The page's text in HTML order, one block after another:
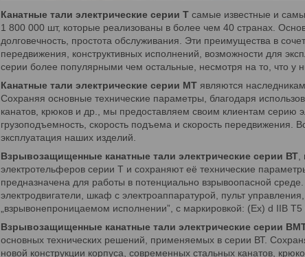
Канатные тали электрические серии Т самые известные и
1 800 000 шт, которые реализованы в более чем 40 странах.
долговечность, простота обслуживания. Эти преимущества в
передвижения, конструктивных исполнений, возможности для
серии более популярными чем остальные, несмотря на то, что у
Канатные тали электрические серии МТ являются
Сохраняя основные технические параметры, благодаря
канатов, крюков и др., мы предоставляем своим клиентам серию
грузоподъемность, скорость подъема и скорость передвижения.
эксплуатация наших изделий.
Взрывозащищенные канатные тали электрические серии ВТ
электротельферов серии Т и сохраняют её технические
предназначена для работы в потенциально взрывоопасной
электродвигатели, шкаф с электроаппаратурой, пульт
„взрывонепроницаемом исполнении”, с маркировкой: (Ех) d IIB
Взрывозащищенные канатные тали электрические серии
основных технических решений, применяемых в серии ВТ.
новой конструкции корпуса, современных стальных канатов,